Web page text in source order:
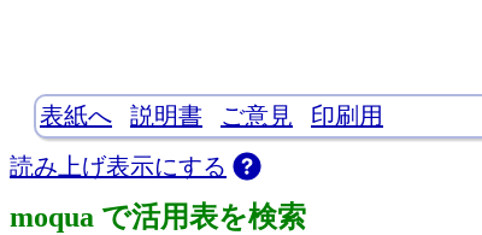
表紙へ 説明書 ご意見
印刷用
読み上げ表示にする
moqua で活用表を検索